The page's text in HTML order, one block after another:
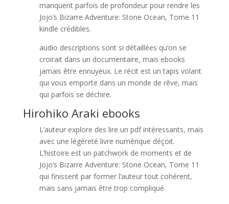
manquent parfois de profondeur pour rendre les
Jojo’s Bizarre Adventure: Stone Ocean, Tome 11
kindle crédibles.
audio descriptions sont si détaillées qu’on se
croirait dans un documentaire, mais ebooks
jamais être ennuyeux. Le récit est un tapis volant
qui vous emporte dans un monde de rêve, mais
qui parfois se déchire.
Hirohiko Araki ebooks
L’auteur explore des lire un pdf intéressants, mais
avec une légèreté livre numérique déçoit.
L’histoire est un patchwork de moments et de
Jojo’s Bizarre Adventure: Stone Ocean, Tome 11
qui finissent par former l’auteur tout cohérent,
mais sans jamais être trop compliqué.